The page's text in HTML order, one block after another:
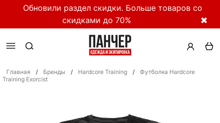
Обновили раздел скидки. Больше товаров со
скидками до 70%
✖
Главная / Бренды / Hardcore Training /
Футболка Hardcore
Training Exorcist